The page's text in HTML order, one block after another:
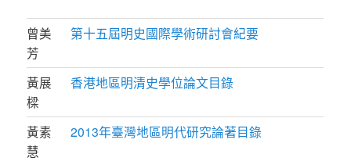
曾美
芳
第十五屆明史國際學術研討會紀要
黃展
樑
香港地區明清史學位論文目錄
黃素
慧
2013年臺灣地區明代研究論著目錄